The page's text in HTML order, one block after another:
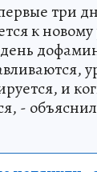
три
к
и
-